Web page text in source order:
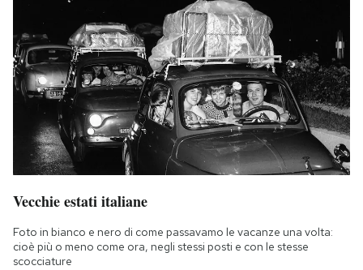
Vecchie estati italiane
Foto in bianco e nero di come passavamo le vacanze una volta:
cioè più o meno come ora, negli stessi posti e con le stesse
scocciature